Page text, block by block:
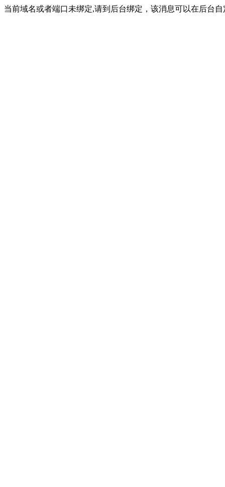
当前域名或者端口未绑定,请到后台绑定，该消息可以在后台自